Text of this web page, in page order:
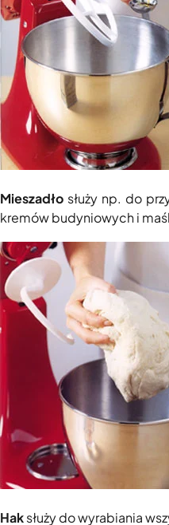
Mieszadło służy np. do
kremów budyniowych i
Haksłuży do wyrabiania